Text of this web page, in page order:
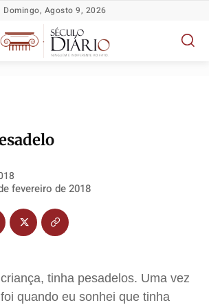
Domingo, Agosto 9, 2026
fevereiro de 2018
tinha pesadelos. Uma vez
quando eu sonhei que tinha